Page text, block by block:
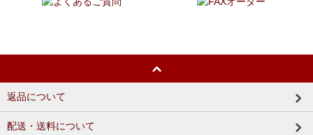
返品について
配送・送料について